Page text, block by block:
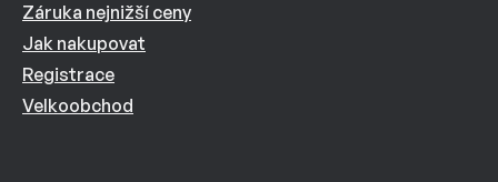
Záruka nejnižší ceny
Jak nakupovat
Registrace
Velkoobchod